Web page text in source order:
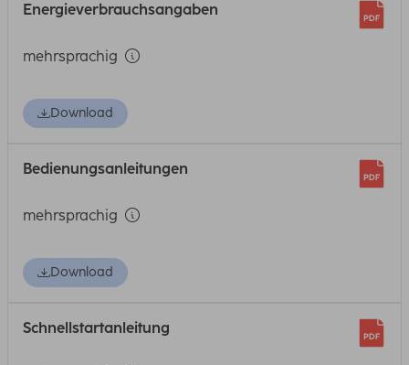
Energieverbrauchsangaben
mehrsprachig
Download
Bedienungsanleitungen
mehrsprachig
Download
Schnellstartanleitung